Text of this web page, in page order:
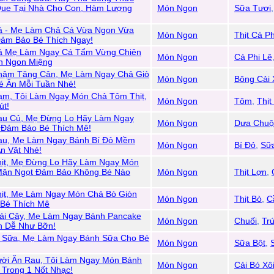
Tại Nhà Cho Con, Hàm Lượng
Món Ngon Sữa Tươi
- Mẹ Làm Chả Cá Vừa Ngon Vừa
Bảo Bé Thích Ngay!
Món Ngon
Thịt Cá
Mẹ Làm Ngay Cá Tẩm Vừng Chiên
Ngon Miệng
Món Ngon Cá Phi Lê
Tăng Cân, Mẹ Làm Ngay Chả Giò
Ăn Mỗi Tuần Nhé!
Món Ngon
Bông Cải
Tôi Làm Ngay Món Chả Tôm Thịt,
Món Ngon Tôm Thịt
Củ, Mẹ Đừng Lo Hãy Làm Ngay
Bảo Bé Thích Mê!
Món Ngon
Dưa
Mẹ Làm Ngay Bánh Bí Đỏ Mềm
Vặt Nhé!
Món Ngon Bí Đỏ
Mẹ Đừng Lo Hãy Làm Ngay Món
Ngọt Đảm Bảo Không Bé Nào
Món Ngon Thịt Lợn
Mẹ Làm Ngay Món Chả Bò Giòn
Thích Mê
Món Ngon Thịt Bò
Cây, Mẹ Làm Ngay Bánh Pancake
Dễ Như Bỡn!
Món Ngon Chuối
Mẹ Làm Ngay Bánh Sữa Cho Bé
Món Ngon Sữa Bột
Ăn Rau, Tôi Làm Ngay Món Bánh
1 Nốt Nhạc!
Món Ngon Cải Bó Xôi